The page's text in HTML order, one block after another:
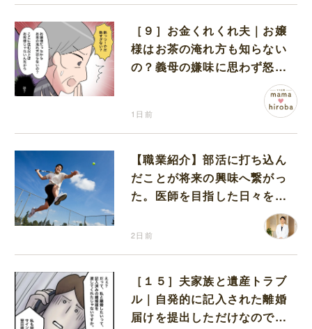
［９］お金くれくれ夫｜お嬢
様はお茶の淹れ方も知らない
の？義母の嫌味に思わず怒り
1日前
【職業紹介】部活に打ち込ん
だことが将来の興味へ繋がっ
た。医師を目指した日々を振
2日前
［１５］夫家族と遺産トラブ
ル｜自発的に記入された離婚
届けを提出しただけなので、